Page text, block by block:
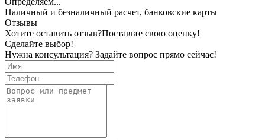
Наличный и безналичный расчет, банковские карты
Отзывы
Хотите оставить отзыв?Поставьте свою оценку!
Сделайте выбор!
Нужна консультация? Задайте вопрос прямо сейчас!